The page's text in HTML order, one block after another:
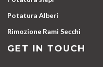
Potatura Alberi
Rimozione Rami Secchi
GET IN TOUCH